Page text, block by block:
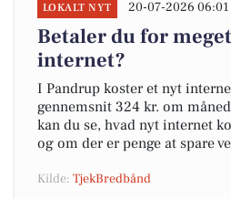
LOKALT NYT 20-07-2026 06:01
Betaler du for
internet?
I Pandrup koster et nyt
gennemsnit 324 kr. om
kan du se, hvad nyt internet
og om der er penge at spare
Kilde: TjekBredbånd